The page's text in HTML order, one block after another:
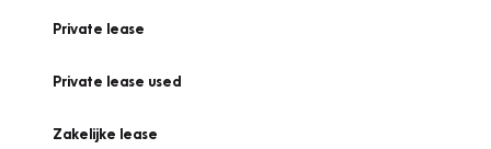
Private lease
Private lease used
Zakelijke lease